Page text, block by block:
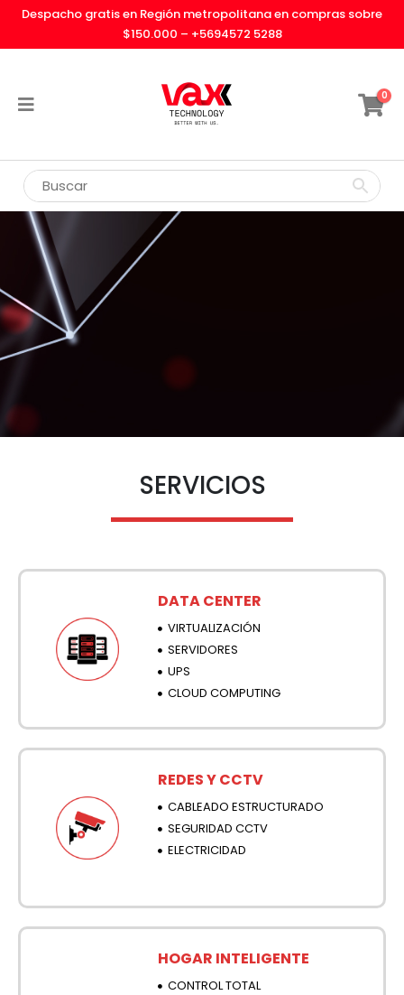
Despacho gratis en Región metropolitana en compras sobre
$150.000 – +5694572 5288
0
SERVICIOS
DATA CENTER
VIRTUALIZACIÓN
SERVIDORES
UPS
CLOUD COMPUTING
REDES Y CCTV
CABLEADO ESTRUCTURADO
SEGURIDAD CCTV
ELECTRICIDAD
HOGAR INTELIGENTE
CONTROL TOTAL